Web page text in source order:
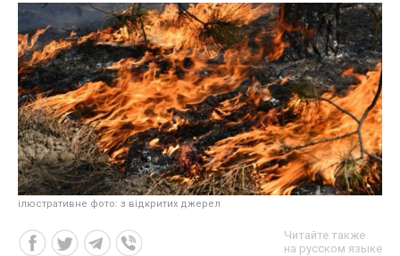
ілюстративне фото: з відкритих джерел
Читайте также
на русском языке